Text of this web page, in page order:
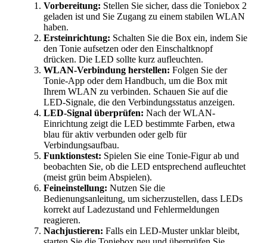
Vorbereitung: Stellen Sie sicher, dass die Toniebox 2
geladen ist und Sie Zugang zu einem stabilen WLAN
haben.
Ersteinrichtung: Schalten Sie die Box ein, indem Sie
den Tonie aufsetzen oder den Einschaltknopf
drücken. Die LED sollte kurz aufleuchten.
WLAN-Verbindung herstellen: Folgen Sie der
Tonie-App oder dem Handbuch, um die Box mit
Ihrem WLAN zu verbinden. Schauen Sie auf die
LED-Signale, die den Verbindungsstatus anzeigen.
LED-Signal überprüfen: Nach der WLAN-
Einrichtung zeigt die LED bestimmte Farben, etwa
blau für aktiv verbunden oder gelb für
Verbindungsaufbau.
Funktionstest: Spielen Sie eine Tonie-Figur ab und
beobachten Sie, ob die LED entsprechend aufleuchtet
(meist grün beim Abspielen).
Feineinstellung: Nutzen Sie die
Bedienungsanleitung, um sicherzustellen, dass LEDs
korrekt auf Ladezustand und Fehlermeldungen
reagieren.
Nachjustieren: Falls ein LED-Muster unklar bleibt,